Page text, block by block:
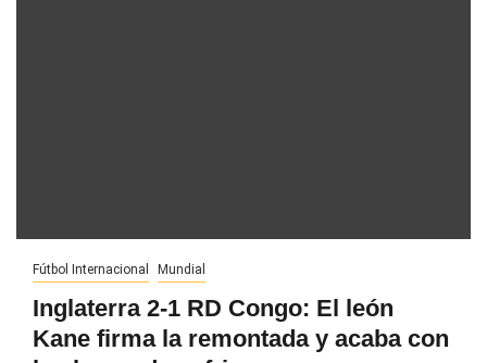
Fútbol Internacional Mundial
Inglaterra 2-1 RD Congo: El león
Kane firma la remontada y acaba con